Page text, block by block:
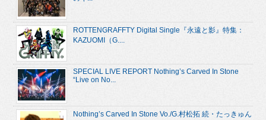
ROTTENGRAFFTY Digital Single『永遠と影』特集：
KAZUOMI（G....
SPECIAL LIVE REPORT Nothing’s Carved In Stone
“Live on No...
Nothing’s Carved In Stone Vo./G.村松拓 続・たっきゅん